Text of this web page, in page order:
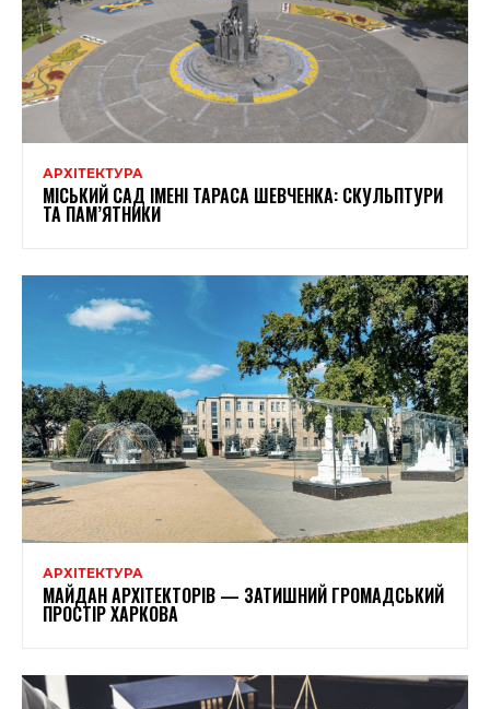
АРХІТЕКТУРА
МІСЬКИЙ САД ІМЕНІ ТАРАСА ШЕВЧЕНКА: СКУЛЬПТУРИ
ТА ПАМ’ЯТНИКИ
АРХІТЕКТУРА
МАЙДАН АРХІТЕКТОРІВ — ЗАТИШНИЙ ГРОМАДСЬКИЙ
ПРОСТІР ХАРКОВА